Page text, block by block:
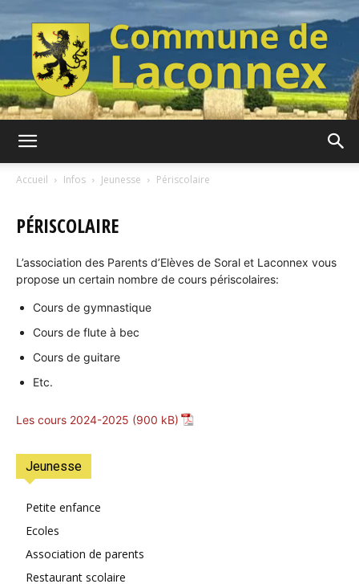
Accueil Infos Jeunesse Périscolaire
PÉRISCOLAIRE
L’association des Parents d’Elèves de Soral et Laconnex vous
propose un certain nombre de cours périscolaires:
Cours de gymnastique
Cours de flute à bec
Cours de guitare
Etc.
Les cours 2024-2025
Jeunesse
Petite enfance
Ecoles
Association de parents
Restaurant scolaire